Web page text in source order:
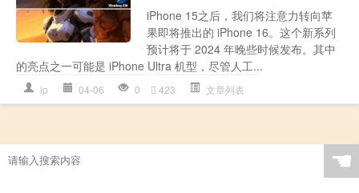
iPhone 15之后，我们将注意力转向苹
果即将推出的 iPhone 16。这个新系列
预计将于 2024 年晚些时候发布。其中
的亮点之一可能是 iPhone Ultra 机型，尽管人工...
ip 04-06 0 423 文章列表
☚